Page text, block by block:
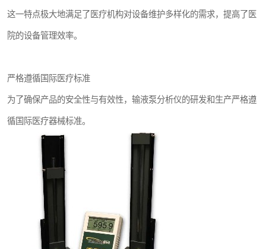
这一特点极大地满足了医疗机构对设备维护多样化的需求，提高了医
院的设备管理效率。
严格遵循国际医疗标准
为了确保产品的安全性与有效性，输液泵分析仪的研发和生产严格遵
循国际医疗器械标准。